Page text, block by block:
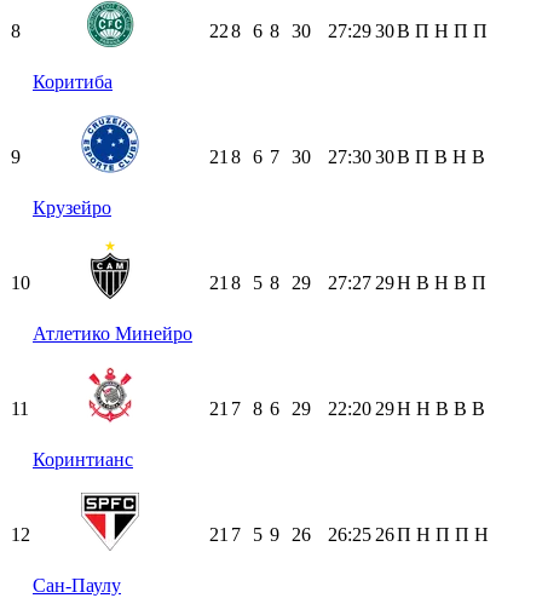
8
Коритиба
228 6 8 30 27:2930В П Н П П
9
Крузейро
21 8 6 7 30 27:3030В П В Н В
10
Атлетико Минейро
21 8 5 8 29 27:27 29Н В Н В П
11
Коринтианс
21 7 8 6 29 22:20 29Н Н В В В
12
Сан-Паулу
21 7 5 9 26 26:25 26П Н П П Н